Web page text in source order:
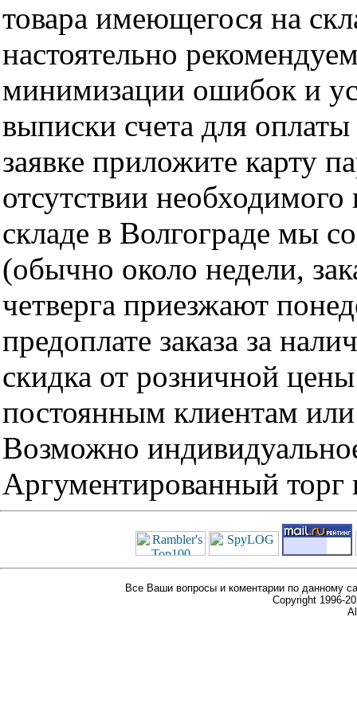
товара имеющегося на
настоятельно
минимизации ошибок и
выписки счета для
заявке приложите карту
отсутствии
складе в Волгограде мы
(обычно около недели,
четверга приезжают
предоплате заказа за
скидка от розничной
постоянным клиентам
Возможно
Аргументированный торг
Все Ваши вопросы и коментарии по данному
Copyright 1996-